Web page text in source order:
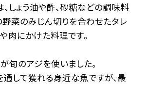
しょう油や酢、砂糖などの調味料
菜のみじん切りを合わせたタレ
肉にかけた料理です。
旬のアジを使いました。
して獲れる身近な魚ですが、最